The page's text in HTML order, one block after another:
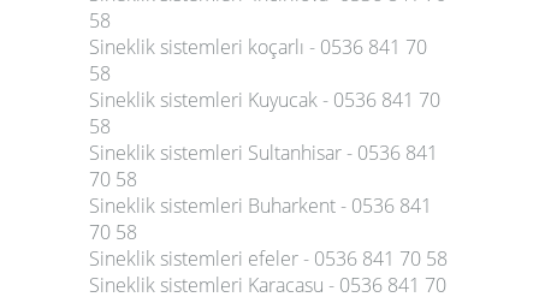
58
Sineklik sistemleri koçarlı - 0536 841 70
58
Sineklik sistemleri Kuyucak - 0536 841 70
58
Sineklik sistemleri Sultanhisar - 0536 841
70 58
Sineklik sistemleri Buharkent - 0536 841
70 58
Sineklik sistemleri efeler - 0536 841 70 58
Sineklik sistemleri Karacasu - 0536 841 70